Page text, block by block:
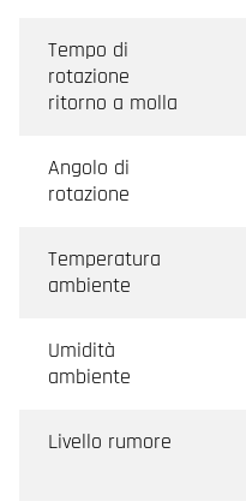
Tempo di
rotazione
ritorno a molla
Angolo di
rotazione
Temperatura
ambiente
Umidità
ambiente
Livello rumore